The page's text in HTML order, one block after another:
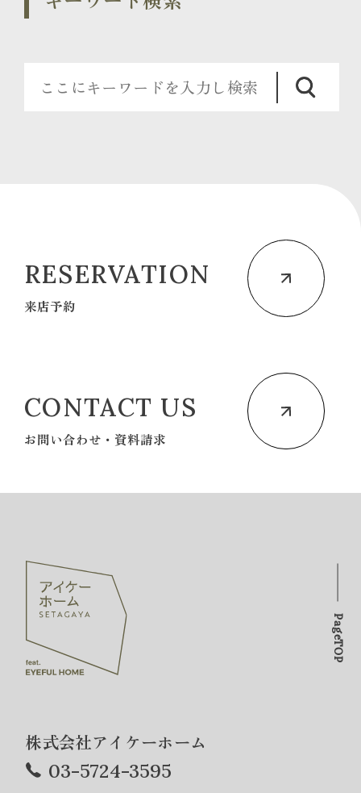
RESERVATION
来店予約
CONTACT US
お問い合わせ・資料請求
株式会社アイケーホーム
03-5724-3595
PageTOP